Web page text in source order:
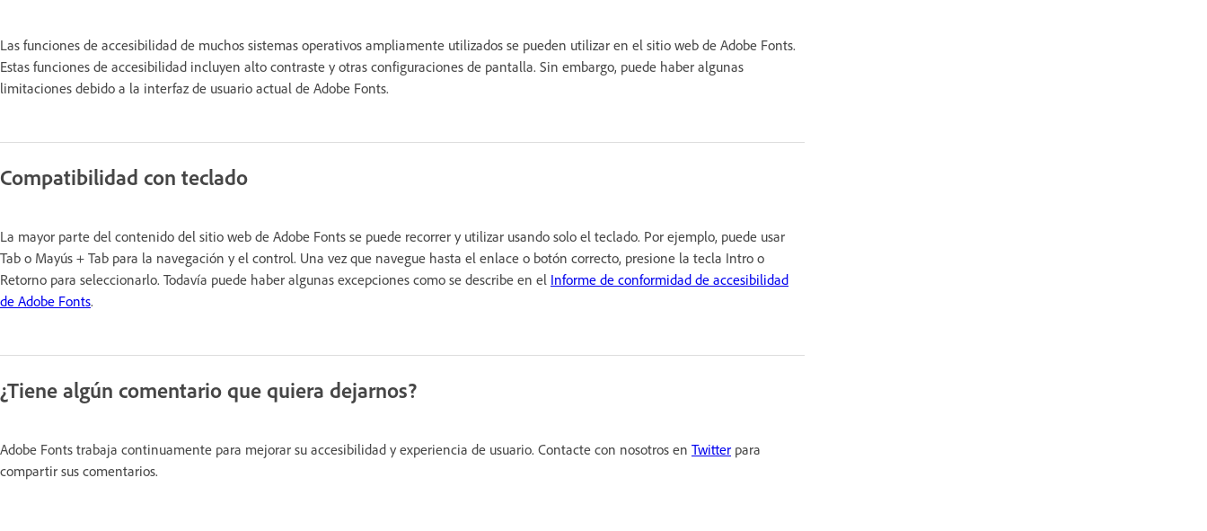
Las funciones de accesibilidad de muchos sistemas operativos ampliamente utilizados se pueden utilizar en el sitio web de Adobe Fonts.
Estas funciones de accesibilidad incluyen alto contraste y otras configuraciones de pantalla. Sin embargo, puede haber algunas
limitaciones debido a la interfaz de usuario actual de Adobe Fonts.
Compatibilidad con teclado
La mayor parte del contenido del sitio web de Adobe Fonts se puede recorrer y utilizar usando solo el teclado. Por ejemplo, puede usar
Tab o Mayús + Tab para la navegación y el control. Una vez que navegue hasta el enlace o botón correcto, presione la tecla Intro o
Retorno para seleccionarlo. Todavía puede haber algunas excepciones como se describe en el Informe de conformidad de accesibilidad
de Adobe Fonts.
¿Tiene algún comentario que quiera dejarnos?
Adobe Fonts trabaja continuamente para mejorar su accesibilidad y experiencia de usuario. Contacte con nosotros en Twitter para
compartir sus comentarios.